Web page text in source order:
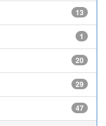
13
1
20
29
47